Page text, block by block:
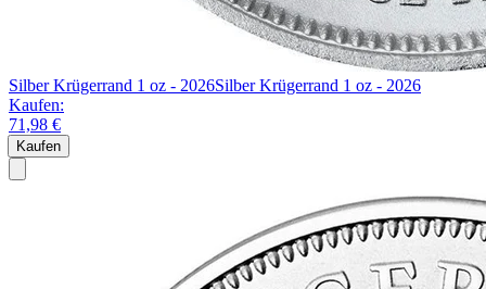
Silber Krügerrand 1 oz - 2026Silber Krügerrand 1 oz - 2026
Kaufen:
71,98 €
Kaufen